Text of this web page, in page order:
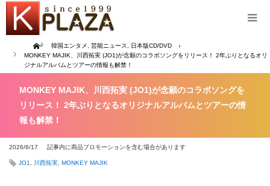
Home 韓国エンタメ 芸能ニュース
日本版CD/DVD
MONKEY MAJIK、川西拓実 (JO1)が念願のコラボソングをリリース！ 2年ぶりとなるオリ
ジナルアルバムとツアーの情報も解禁！
MONKEY MAJIK、川西拓実 (JO1)が念願のコラボソングを
リリース！ 2年ぶりとなるオリジナルアルバムとツアーの情
報も解禁！
2026/6/17 記事内に商品プロモーションを含む場合があります
JO1 川西拓実 MONKEY MAJIK